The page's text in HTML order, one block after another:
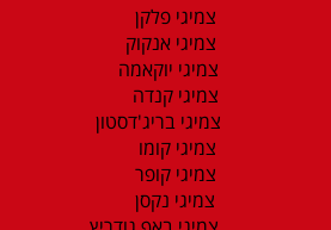
צמיגי פלקן
צמיגי אנקוק
צמיגי יוקאמה
צמיגי קנדה
צמיגי בריג'דסטון
צמיגי קומו
צמיגי קופר
צמיגי נקסן